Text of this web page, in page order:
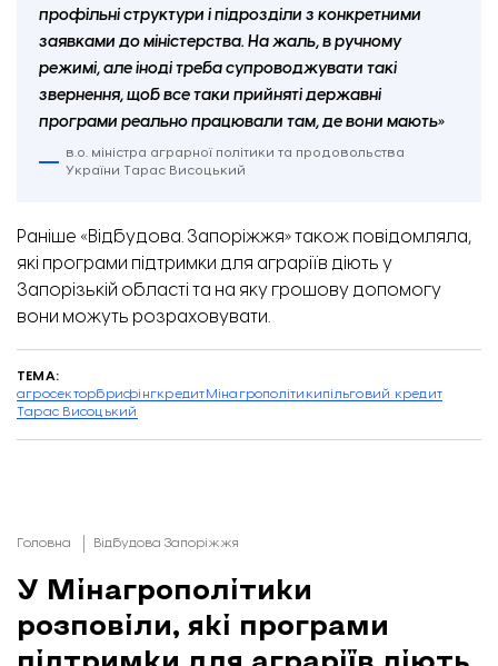
профільні структури і підрозділи з конкретними
заявками до міністерства. На жаль, в ручному
режимі, але іноді треба супроводжувати такі
звернення, щоб все таки прийняті державні
програми реально працювали там, де вони мають»
в.о. міністра аграрної політики та продовольства
України Тарас Висоцький
Раніше «Відбудова. Запоріжжя» також повідомляла,
які програми підтримки для аграріїв діють у
Запорізькій області та на яку грошову допомогу
вони можуть розраховувати.
ТЕМА:
агросекторбрифінгкредитМінагрополітикипільговий кредит
Тарас Висоцький
Головна Відбудова Запоріжжя
У Мінагрополітики
розповіли, які програми
підтримки для аграріїв діють